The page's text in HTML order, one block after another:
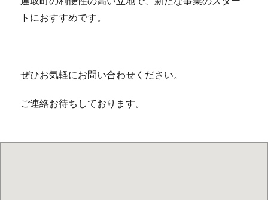
トにおすすめです。
ぜひお気軽にお問い合わせください。
ご連絡お待ちしております。